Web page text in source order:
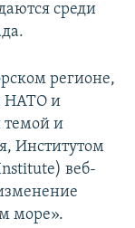
среди
регионе,
НАТО и
темой и
Институтом
веб-
море».